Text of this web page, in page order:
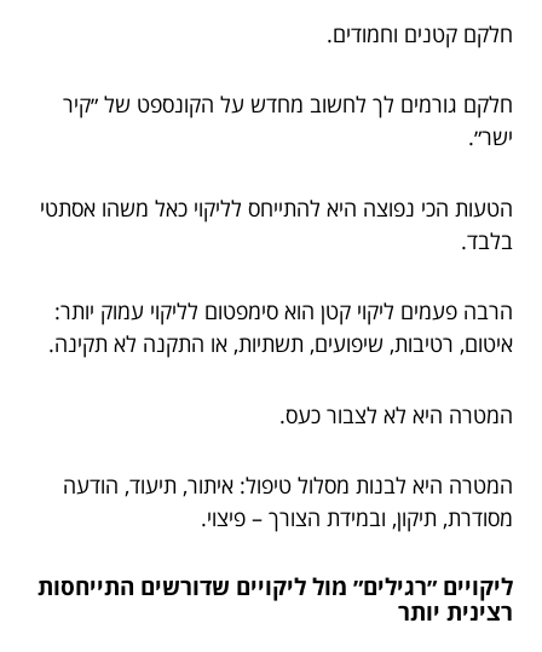
חלקם קטנים וחמודים.
חלקם גורמים לך לחשוב מחדש על הקונספט של ״קיר
ישר״.
הטעות הכי נפוצה היא להתייחס לליקוי כאל משהו אסתטי
בלבד.
הרבה פעמים ליקוי קטן הוא סימפטום לליקוי עמוק יותר:
איטום, רטיבות, שיפועים, תשתיות, או התקנה לא תקינה.
המטרה היא לא לצבור כעס.
המטרה היא לבנות מסלול טיפול: איתור, תיעוד, הודעה
מסודרת, תיקון, ובמידת הצורך – פיצוי.
ליקויים ״רגילים״ מול ליקויים שדורשים התייחסות
רצינית יותר